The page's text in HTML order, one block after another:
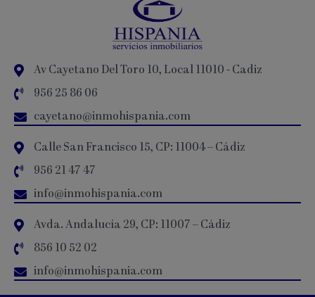
Av Cayetano Del Toro 10, Local 11010 - Cadiz
956 25 86 06
cayetano@inmohispania.com
Calle San Francisco 15, CP: 11004 – Cádiz
956 21 47 47
info@inmohispania.com
Avda. Andalucía 29, CP: 11007 – Cádiz
856 10 52 02
info@inmohispania.com